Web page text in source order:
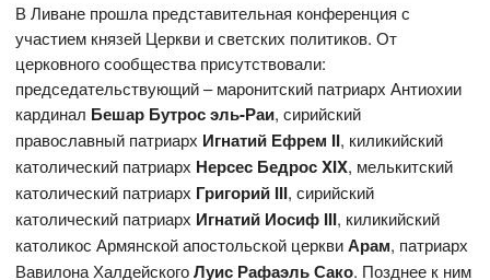
В Ливане прошла представительная конференция с
участием князей Церкви и светских политиков. От
церковного сообщества присутствовали:
председательствующий – маронитский патриарх Антиохии
кардинал Бешар Бутрос эль-Раи, сирийский
православный патриарх Игнатий Ефрем II, киликийский
католический патриарх Нерсес Бедрос XIX, мелькитский
католический патриарх Григорий III, сирийский
католический патриарх Игнатий Иосиф III, киликийский
католикос Армянской апостольской церквиАрам, патриарх
Вавилона ХалдейскогоЛуис Рафаэль Сако. Позднее к ним